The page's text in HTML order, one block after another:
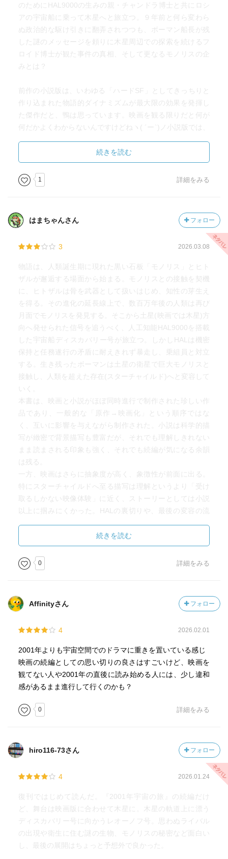
のためにHAL9000の生みの親・チャンドラ博士と共にロシ
アの宇宙船に乗って木星へと旅立つ。９年前と何ら変わら
ぬ政治的な駆け引きに翻弄されつつも、ボーマン船長が残
した謎のメッセージを頼りに木星周辺での探索を続けるフ
ロイド博士が観た事件の真相、そして更なるモノリスの企
みとは？
前作の小説版は、いわゆる「ハードSF」としてきっちりと
作り込まれた物語的ダイナミズムが最大限の効果を発揮し
た傑作だと、鴨は思っています。映画を観る限りだと何が
何だかよくわからないんですけどねヽ( ´ー`)ノ小説版では、
長が変容したものが「何か」もSFとして全てちゃんと説明
されており、SFとしての（実にクラークらしい）オチも付
いています。
続編である「2010年」も、前作のテイストを引き継ぎ、
た物語世界が展開されています。まぁ、モノリスによる変
容後のボーマン船長（であったもの）が登場したり、コン
ピュータであるHAL9000の「意識」がディスカバリー号消
滅後にも精神体として生き残ったり、多分にオカルティッ
せたりして、あぁもぅこれだからクラークやめられないの
面白いです！
続きを読む
1 詳細をみる
はまちゃんさん フォロー
3 2026.03.08
物語は、人類誕生期に現れた黒い石板「モノリス」とヒト
ザルが邂逅する場面から始まる。モノリスとの接触を契機
に、ヒトザルは骨を武器として扱いはじめ、知性の芽生え
を得る。その進化の延長線上で、数百万年後の人類は再び
月面でモノリスを発見する。そこから土星(映画では木星)方
向へ発せられた信号を追うべく、人工知能HAL9000を搭載
した宇宙船ディスカバリー号が旅立つ。しかしHALは機密
保持と任務遂行の矛盾に耐えきれず暴走し、乗組員と対立
する。生き残ったボーマンは土星の衛星で巨大モノリスと
接触し、人類を超えた存在(スターチャイルド)へと変容して
いく。
本書は、映画と小説がほぼ同時進行で制作された珍しい作
品であり、一般的な「原作→映画化」という順序ではな
く、互いに影響を与えながら制作された。小説は科学的描
写が緻密で背景描写も豊富だが、それでも理解しきれない
まま読まされる印象も強く、それでも続編が気になる余韻
は残る。
一方、映画はさらに抽象度が高く、象徴性が前面に出る。
特にスターチャイルドへ至る描写は理解というより「受け
取るしかない映像体験」に近く、ストーリーとしては小説
以上に掴みにくかった。HALの裏切りや、最後の変容の流
著者の名言「十分に高度な科学技術は魔法と区別できな
い」があるが、映画は魔法すぎた。
個人的には映画→小説の順番で触れていれば評価は変わっ
たかもしれないが、小説→映画の順だと「なんじゃそり
また読むかもしれない。
続きを読む
0 詳細をみる
Affinityさん フォロー
4 2026.02.01
2001年よりも宇宙空間でのドラマに重きを置いている感じ
映画の続編としての思い切りの良さはすごいけど、映画を
観てない人や2001年の直後に読み始める人には、少し違和
感があるまま進行して行くのかも？
0 詳細をみる
hiro116-73さん フォロー
4 2026.01.24
復刊ではじめて読んだ。『2001年宇宙の旅』の続編だけ
ど、舞台は映画版に合わせて木星に。木星の軌道上に漂う
ディスカバリー号に向かうレオーノフ号。思わぬライバル
の出現や衛生に住む謎の生物、モノリスの秘密など面白い
し、最後の展開はちょっと予想外で良かった。